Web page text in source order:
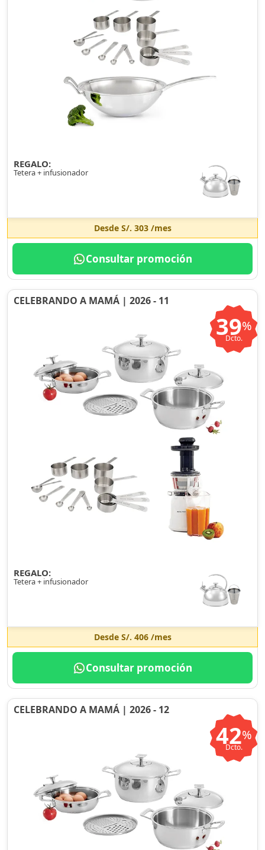
REGALO:
Tetera + infusionador
Desde S/. 303/mes
Consultar promoción
CELEBRANDO A MAMÁ | 2026 - 11
39%
Dcto.
REGALO:
Tetera + infusionador
Desde S/. 406/mes
Consultar promoción
CELEBRANDO A MAMÁ | 2026 - 12
42%
Dcto.